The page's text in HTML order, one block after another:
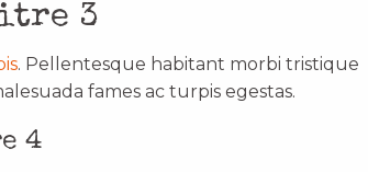
3
. Pellentesque habitant morbi tristique
fames ac turpis egestas.
4